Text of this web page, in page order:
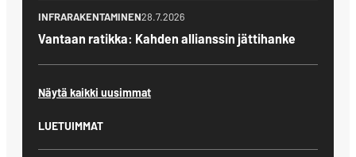
INFRARAKENTAMINEN28.7.2026
Vantaan ratikka: Kahden allianssin jättihanke
Näytä kaikki uusimmat
LUETUIMMAT